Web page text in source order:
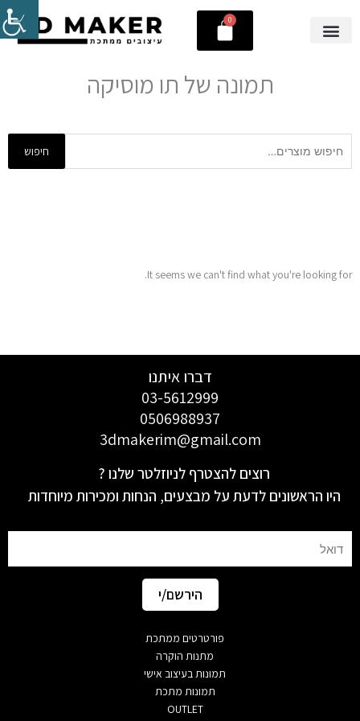
לתוכן
0
עגלת
קניות
תמונה של תו מוסיקה
עבור:
חיפוש
It seems we can't find what you're looking for.
דברו איתנו
03-5612999
0506988937
3dmakerim@gmail.com
רוצים להצטרף לניוזלטר שלנו ?
היו הראשונים לדעת על מבצעים, הנחות ומכירות מיוחדות
הירשם/י
פורטרטים ממתכת
מתנות הוקרה
תמונות בעיצוב אישי
תמונות מתכת
OUTLET